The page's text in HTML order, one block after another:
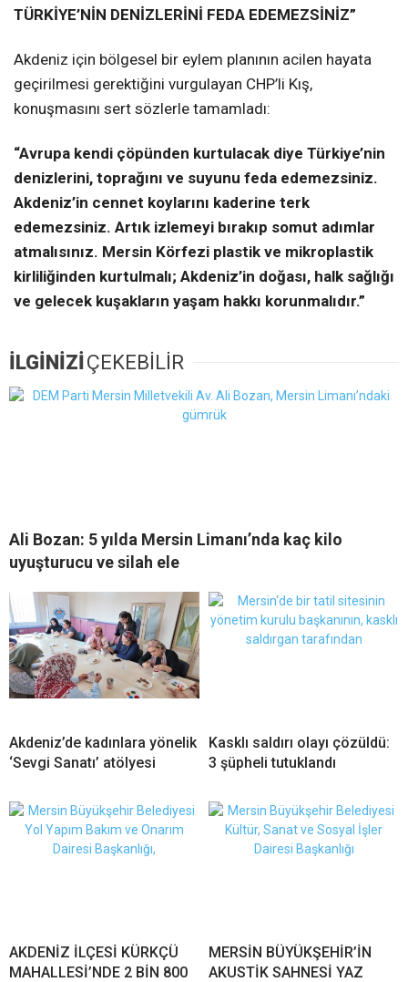
TÜRKİYE’NİN DENİZLERİNİ FEDA EDEMEZSİNİZ”
Akdeniz için bölgesel bir eylem planının acilen hayata
geçirilmesi gerektiğini vurgulayan CHP’li Kış,
konuşmasını sert sözlerle tamamladı:
“Avrupa kendi çöpünden kurtulacak diye Türkiye’nin
denizlerini, toprağını ve suyunu feda edemezsiniz.
Akdeniz’in cennet koylarını kaderine terk
edemezsiniz. Artık izlemeyi bırakıp somut adımlar
atmalısınız. Mersin Körfezi plastik ve mikroplastik
kirliliğinden kurtulmalı; Akdeniz’in doğası, halk sağlığı
ve gelecek kuşakların yaşam hakkı korunmalıdır.”
İLGİNİZİÇEKEBİLİR
Ali Bozan: 5 yılda Mersin Limanı’nda kaç kilo
uyuşturucu ve silah ele
Akdeniz’de kadınlara yönelik
‘Sevgi Sanatı’ atölyesi
Kasklı saldırı olayı çözüldü:
3 şüpheli tutuklandı
AKDENİZ İLÇESİ KÜRKÇÜ
MAHALLESİ’NDE 2 BİN 800
MERSİN BÜYÜKŞEHİR’İN
AKUSTİK SAHNESİ YAZ